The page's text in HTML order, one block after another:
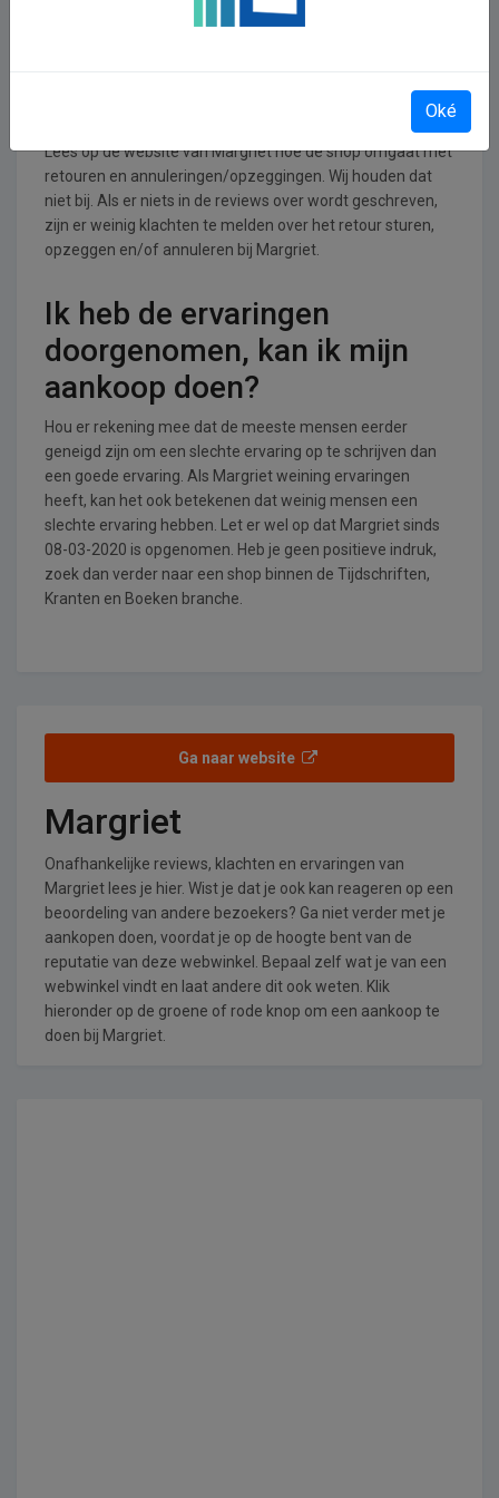
Lees op de website van Margriet hoe de shop omgaat met
retouren en annuleringen/opzeggingen. Wij houden dat
niet bij. Als er niets in de reviews over wordt geschreven,
zijn er weinig klachten te melden over het retour sturen,
opzeggen en/of annuleren bij Margriet.
Ik heb de ervaringen
doorgenomen, kan ik mijn
aankoop doen?
Hou er rekening mee dat de meeste mensen eerder
geneigd zijn om een slechte ervaring op te schrijven dan
een goede ervaring. Als Margriet weining ervaringen
heeft, kan het ook betekenen dat weinig mensen een
slechte ervaring hebben. Let er wel op dat Margriet sinds
08-03-2020 is opgenomen. Heb je geen positieve indruk,
zoek dan verder naar een shop binnen de Tijdschriften,
Kranten en Boeken branche.
Ga naar website
Margriet
Onafhankelijke reviews, klachten en ervaringen van
Margriet lees je hier. Wist je dat je ook kan reageren op een
beoordeling van andere bezoekers? Ga niet verder met je
aankopen doen, voordat je op de hoogte bent van de
reputatie van deze webwinkel. Bepaal zelf wat je van een
webwinkel vindt en laat andere dit ook weten. Klik
hieronder op de groene of rode knop om een aankoop te
doen bij Margriet.
Oké